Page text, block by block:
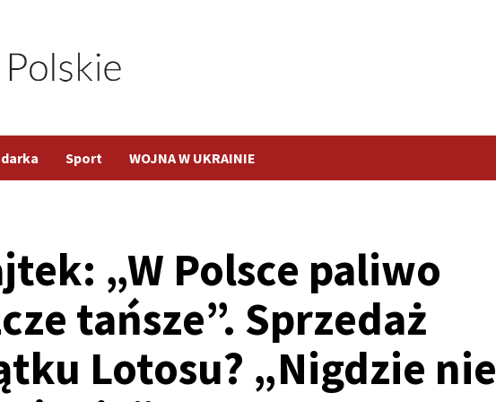
Sport WOJNA W UKRAINIE
„W Polsce paliwo
tańsze”. Sprzedaż
Lotosu? „Nigdzie nie